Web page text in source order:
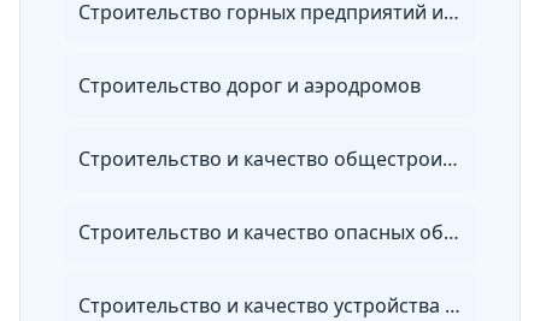
Строительство горных предприятий и подземных сооружений
Строительство дорог и аэродромов
Строительство и качество общестроительных работ
Строительство и качество опасных объектов
Строительство и качество устройства инженерных систем